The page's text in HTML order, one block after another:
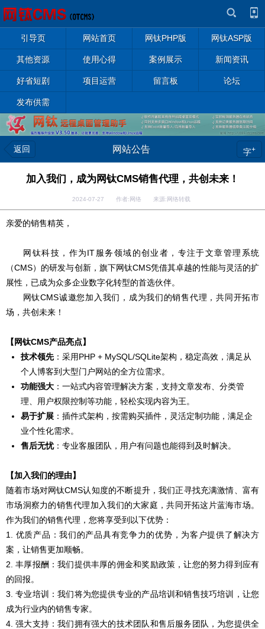
引导页 网站首页 网钛PHP版 网钛ASP版
其他资源 使用心得 案例展示 新闻资讯
好省短剧 项目运营 留言板 论坛
发布供需
返回 网站公告 字+
加入我们，成为网钛CMS销售代理，共创未来！
2024-07-27 作者:网络 来源:网络转载
亲爱的销售精英，
网钛科技，作为IT服务领域的创业者，专注于文章管理系统
（CMS）的研发与创新，旗下网钛CMS凭借其卓越的性能与灵活的扩
展性，已成为众多企业数字化转型的首选伙伴。
网钛CMS诚邀您加入我们，成为我们的销售代理，共同开拓市
场，共创未来！
【网钛CMS产品亮点】
技术领先：采用PHP + MySQL/SQLite架构，稳定高效，满足从
个人博客到大型门户网站的全方位需求。
功能强大 ：一站式内容管理解决方案，支持文章发布、分类管
理、用户权限控制等功能，轻松实现内容为王。
易于扩展 ：插件式架构，按需购买插件，灵活定制功能，满足企
业个性化需求。
售后无忧：专业客服团队，用户有问题也能得到及时解决。
【加入我们的理由】
随着市场对网钛CMS认知度的不断提升，我们正寻找充满激情、富有
市场洞察力的销售代理加入我们的大家庭，共同开拓这片蓝海市场。
作为我们的销售代理，您将享受到以下优势：
1. 优质产品：我们的产品具有竞争力的优势，为客户提供了解决方
案，让销售更加顺畅。
2. 丰厚报酬：我们提供丰厚的佣金和奖励政策，让您的努力得到应有
的回报。
3. 专业培训：我们将为您提供专业的产品培训和销售技巧培训，让您
成为行业内的销售专家。
4. 强大支持：我们拥有强大的技术团队和售后服务团队，为您提供全